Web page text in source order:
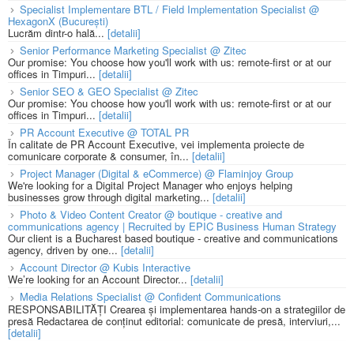
Specialist Implementare BTL / Field Implementation Specialist @
HexagonX (București)
Lucrăm dintr-o hală...[detalii]
Senior Performance Marketing Specialist @ Zitec
Our promise: You choose how you'll work with us: remote-first or at our
offices in Timpuri... [detalii]
Senior SEO & GEO Specialist @ Zitec
Our promise: You choose how you'll work with us: remote-first or at our
offices in Timpuri... [detalii]
PR Account Executive @ TOTAL PR
În calitate de PR Account Executive, vei implementa proiecte de
comunicare corporate & consumer, în... [detalii]
Project Manager (Digital & eCommerce) @ Flaminjoy Group
We're looking for a Digital Project Manager who enjoys helping
businesses grow through digital marketing... [detalii]
Photo & Video Content Creator @ boutique - creative and
communications agency | Recruited by EPIC Business Human Strategy
Our client is a Bucharest based boutique - creative and communications
agency, driven by one... [detalii]
Account Director @ Kubis Interactive
We’re looking for an Account Director... [detalii]
Media Relations Specialist @ Confident Communications
RESPONSABILITĂȚI Crearea și implementarea hands-on a strategiilor de
presă Redactarea de conținut editorial: comunicate de presă, interviuri,...
[detalii]